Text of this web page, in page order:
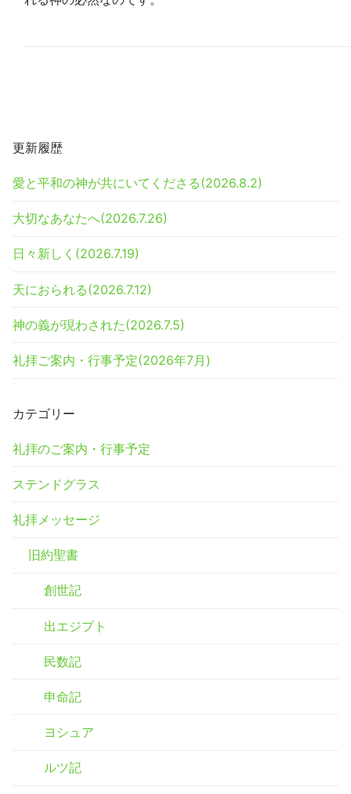
更新履歴
愛と平和の神が共にいてくださる(2026.8.2)
大切なあなたへ(2026.7.26)
日々新しく(2026.7.19)
天におられる(2026.7.12)
神の義が現わされた(2026.7.5)
礼拝ご案内・行事予定(2026年7月)
カテゴリー
礼拝のご案内・行事予定
ステンドグラス
礼拝メッセージ
旧約聖書
創世記
出エジプト
民数記
申命記
ヨシュア
ルツ記